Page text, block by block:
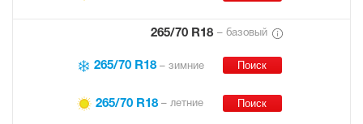
265/70 R18 – базовый
265/70 R18 – зимние
265/70 R18– летние